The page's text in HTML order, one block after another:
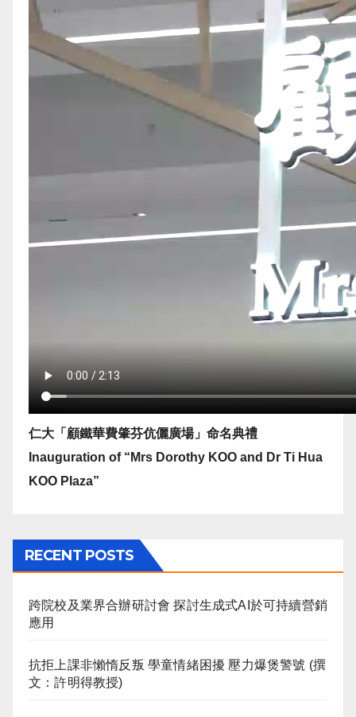
仁大「顧鐵華費肇芬伉儷廣場」命名典禮
Inauguration of “Mrs Dorothy KOO and Dr Ti Hua
KOO Plaza”
RECENT POSTS
跨院校及業界合辦研討會 探討生成式AI於可持續營銷
應用
抗拒上課非懶惰反叛 學童情緒困擾 壓力爆煲警號 (撰
文：許明得教授)